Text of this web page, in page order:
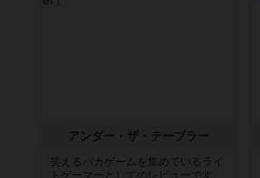
アンダー・ザ・テーブラー
笑えるバカゲームを集めているライ
トゲーマーとしてのレビューです。